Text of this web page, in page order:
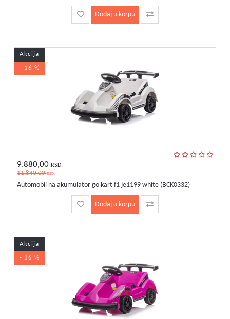
Dodaj u korpu
Akcija
- 16 %
9.880,00 RSD.
11.840,00RSD.
Automobil na akumulator go kart f1 je1199 white (BCK0332)
Dodaj u korpu
Akcija
- 16 %